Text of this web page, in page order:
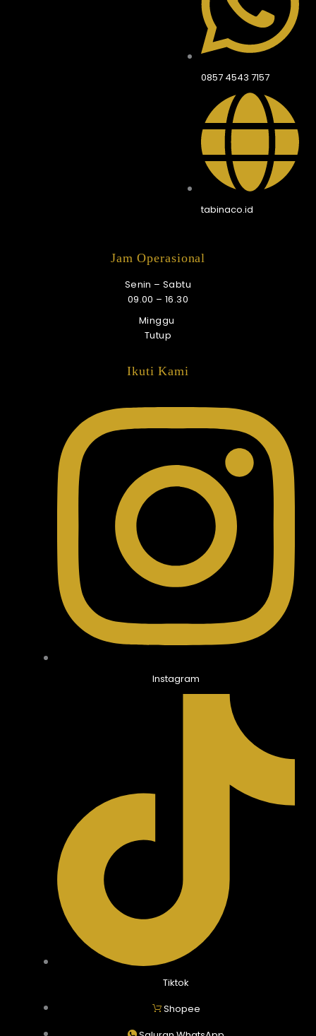
0857 4543 7157
tabinaco.id
Jam Operasional
Senin – Sabtu
09.00 – 16.30
Minggu
Tutup
Ikuti Kami
Instagram
Tiktok
Shopee